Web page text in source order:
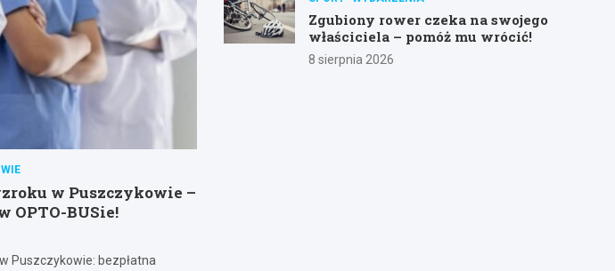
w Puszczykowie –
OPTO-BUSie!
Puszczykowie: bezpłatna
Zgubiony rower czeka na swojego
właściciela – pomóż mu wrócić!
8 sierpnia 2026